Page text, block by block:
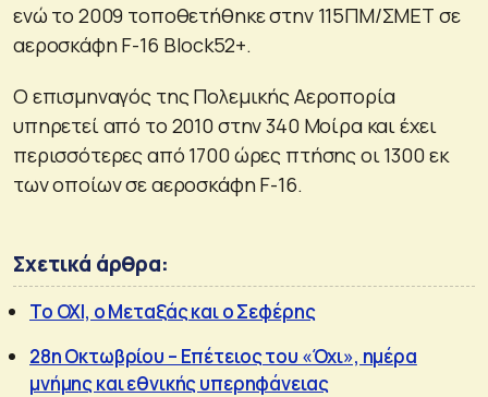
ενώ το 2009 τοποθετήθηκε στην 115ΠΜ/ΣΜΕΤ σε
αεροσκάφη F-16 Block52+.
Ο επισμηναγός της Πολεμικής Αεροπορία
υπηρετεί από το 2010 στην 340 Μοίρα και έχει
περισσότερες από 1700 ώρες πτήσης οι 1300 εκ
των οποίων σε αεροσκάφη F-16.
Σχετικά άρθρα:
Το ΟΧΙ, ο Μεταξάς και ο Σεφέρης
28η Οκτωβρίου – Επέτειος του «Όχι», ημέρα
μνήμης και εθνικής υπερηφάνειας